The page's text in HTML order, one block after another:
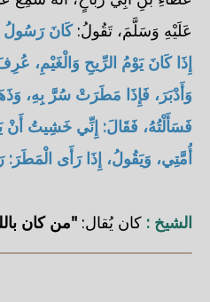
عَلَيْهِ وَسَلَّمَ، تَقُولُ:كَانَ رَسُولُ
إِذَا كَانَ يَوْمُ الرِّيحِ وَالْغَيْمِ،
وَأَدْبَرَ، فَإِذَا مَطَرَتْ سُرَّ بِهِ،
فَسَأَلْتُهُ، فَقَالَ: إِنِّي خَشِيتُ
أُمَّتِي، وَيَقُولُ، إِذَا رَأَى الْمَطَرَ:
الشيخ : كان يُقال: "من كان